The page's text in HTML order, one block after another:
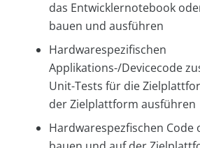
das Entwicklernotebook
bauen und ausführen
Hardwarespezifischen
Applikations-/Devicecode
Unit-Tests für die
der Zielplattform ausführen
Hardwarespezfischen Code